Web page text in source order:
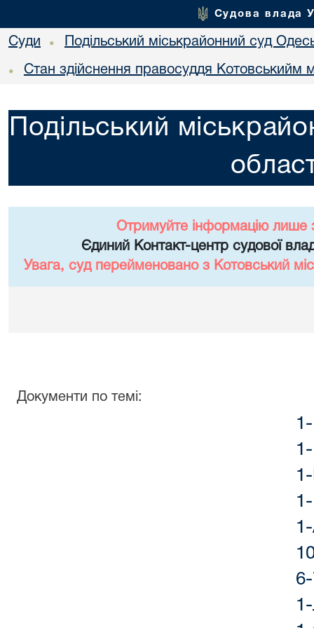
Судова влада
Суди • Подільський міськрайонний суд
• Стан здійснення правосуддя Котовськийм
Подільський
Отримуйте інформацію лише
Єдиний Контакт-центр судової
Увага, суд перейменовано з Котовський
Документи по темі: